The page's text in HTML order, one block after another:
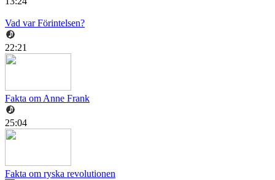
Vad var Förintelsen?
22:21
Fakta om Anne Frank
25:04
Fakta om ryska revolutionen